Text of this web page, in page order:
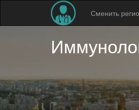
Сменить